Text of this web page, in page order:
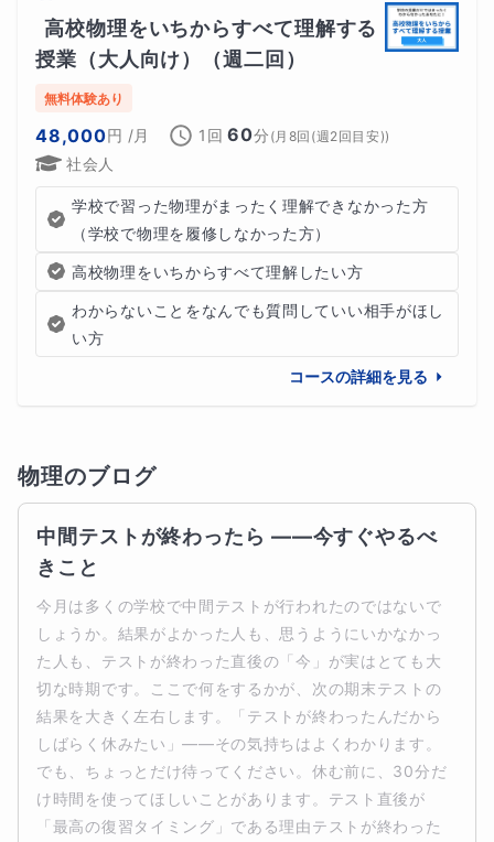
高校物理をいちからすべて理解する
授業（大人向け）（週二回）
無料体験あり
48,000円 /月 1回 60分 ( 月8回(週2回目安))
社会人
学校で習った物理がまったく理解できなかった方
（学校で物理を履修しなかった方）
高校物理をいちからすべて理解したい方
わからないことをなんでも質問していい相手がほし
い方
コースの詳細を見る
物理のブログ
中間テストが終わったら ——今すぐやるべ
きこと
今月は多くの学校で中間テストが行われたのではないで
しょうか。結果がよかった人も、思うようにいかなかっ
た人も、テストが終わった直後の「今」が実はとても大
切な時期です。ここで何をするかが、次の期末テストの
結果を大きく左右します。「テストが終わったんだから
しばらく休みたい」——その気持ちはよくわかります。
でも、ちょっとだけ待ってください。休む前に、30分だ
け時間を使ってほしいことがあります。テスト直後が
「最高の復習タイミング」である理由テストが終わった